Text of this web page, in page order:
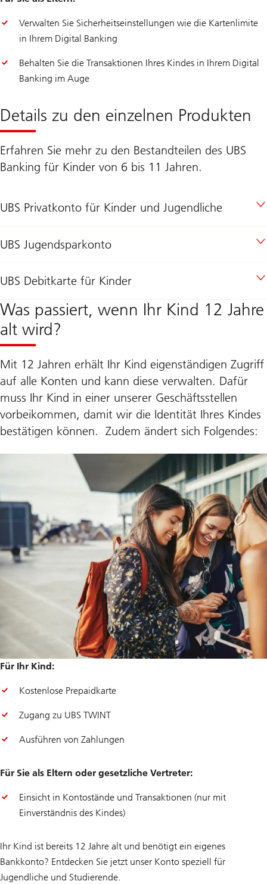
Verwalten Sie Sicherheitseinstellungen wie die Kartenlimite
in Ihrem Digital Banking
Behalten Sie die Transaktionen Ihres Kindes in Ihrem Digital
Banking im Auge
Details zu den einzelnen Produkten
Erfahren Sie mehr zu den Bestandteilen des UBS
Banking für Kinder von 6 bis 11 Jahren.
UBS Privatkonto für Kinder und Jugendliche
UBS Jugendsparkonto
UBS Debitkarte für Kinder
Was passiert, wenn Ihr Kind 12 Jahre
alt wird?
Mit 12 Jahren erhält Ihr Kind eigenständigen Zugriff
auf alle Konten und kann diese verwalten. Dafür
muss Ihr Kind in einer unserer Geschäftsstellen
vorbeikommen, damit wir die Identität Ihres Kindes
bestätigen können. Zudem ändert sich Folgendes:
Für Ihr Kind:
Kostenlose Prepaidkarte
Zugang zu UBS TWINT
Ausführen von Zahlungen
Für Sie als Eltern oder gesetzliche Vertreter:
Einsicht in Kontostände und Transaktionen (nur mit
Einverständnis des Kindes)
Ihr Kind ist bereits 12 Jahre alt und benötigt ein eigenes
Bankkonto? Entdecken Sie jetzt unser Konto speziell für
Jugendliche und Studierende.